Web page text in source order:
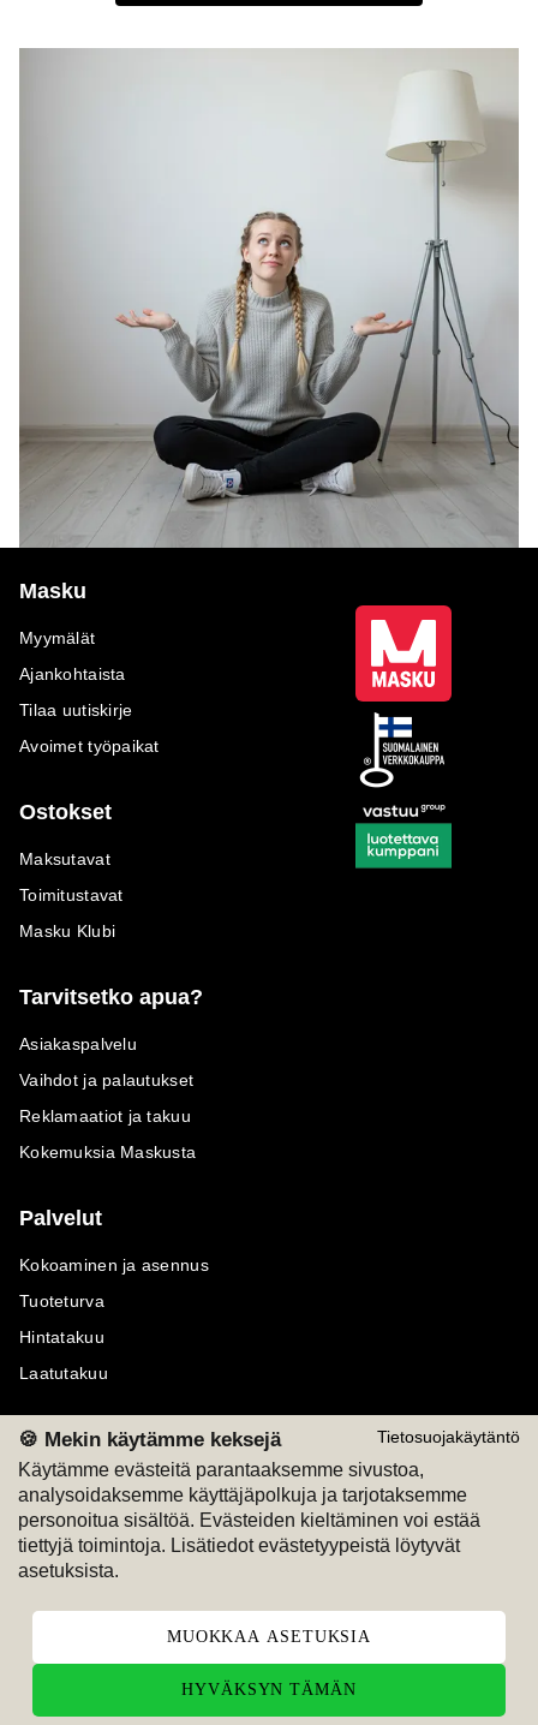
Tietosuojakäytäntö
🍪 Mekin käytämme keksejä
Käytämme evästeitä parantaaksemme sivustoa,
analysoidaksemme käyttäjäpolkuja ja tarjotaksemme
personoitua sisältöä. Evästeiden kieltäminen voi estää
tiettyjä toimintoja. Lisätiedot evästetyypeistä löytyvät
asetuksista.
MUOKKAA ASETUKSIA
HYVÄKSYN TÄMÄN
Masku
Myymälät
Ajankohtaista
Tilaa uutiskirje
Avoimet työpaikat
Ostokset
Maksutavat
Toimitustavat
Masku Klubi
Tarvitsetko apua?
Asiakaspalvelu
Vaihdot ja palautukset
Reklamaatiot ja takuu
Kokemuksia Maskusta
Palvelut
Kokoaminen ja asennus
Tuoteturva
Hintatakuu
Laatutakuu
Maksutavat
M
Seuraa meitä